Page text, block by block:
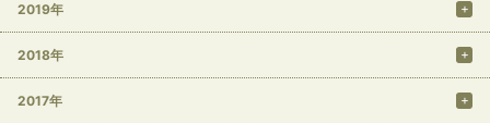
2019年
2018年
2017年